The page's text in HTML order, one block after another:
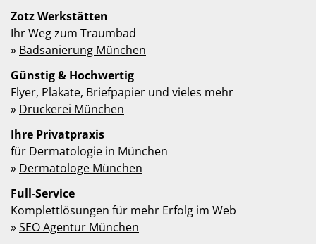
Zotz Werkstätten
Ihr Weg zum Traumbad
» Badsanierung München
Günstig & Hochwertig
Flyer, Plakate, Briefpapier und vieles mehr
» Druckerei München
Ihre Privatpraxis
für Dermatologie in München
» Dermatologe München
Full-Service
Komplettlösungen für mehr Erfolg im Web
»SEO Agentur München